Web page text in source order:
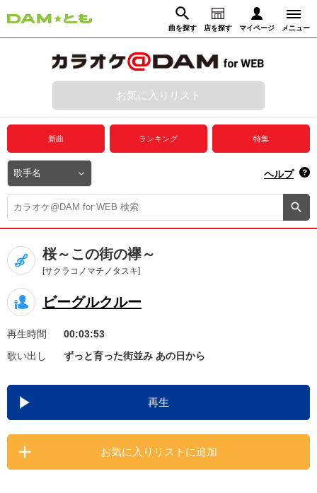
曲を探す 店を探す マイページ メニュー
動画からさがす 録音からさがす
ログイン
プレミアムサービス
DAM★とも動画
DAM★とも録音
カラオケ＠DAM
ユーザー検索
キャンペーン
お知らせ よくあるご質問
DAMの新曲・ランキングなど
カラオケ最新情報をチェック！
お気に入りリスト
新曲 ランキング 特集
ヘルプ
桜～この街の襷～
[サクラコノマチノタスキ]
ビーグルクルー
再生時間
00:03:53
歌い出し
ずっと育った街並み あの日から
再生
お気に入りリストに追加